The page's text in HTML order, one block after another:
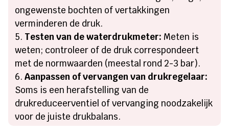
ongewenste bochten of vertakkingen
verminderen de druk.
Testen van de waterdrukmeter: Meten is
weten; controleer of de druk correspondeert
met de normwaarden (meestal rond 2-3 bar).
Aanpassen of vervangen van drukregelaar:
Soms is een herafstelling van de
drukreduceerventiel of vervanging noodzakelijk
voor de juiste drukbalans.